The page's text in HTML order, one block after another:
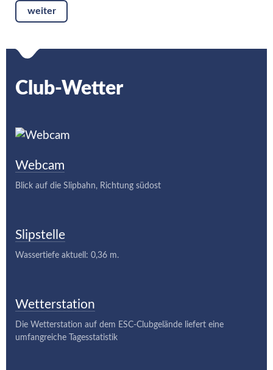
weiter
Club-Wetter
Webcam
Blick auf die Slipbahn, Richtung südost
Slipstelle
Wassertiefe aktuell: 0,36 m.
Wetterstation
Die Wetterstation auf dem ESC-Clubgelände liefert eine
umfangreiche Tagesstatistik